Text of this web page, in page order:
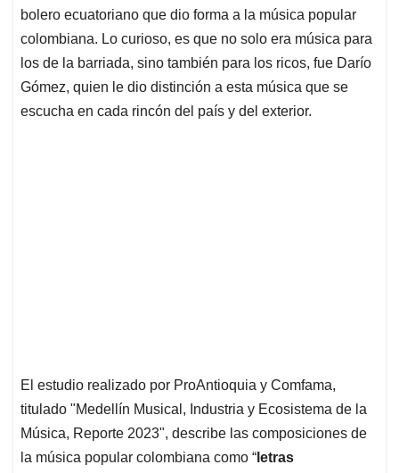
bolero ecuatoriano que dio forma a la música popular
colombiana. Lo curioso, es que no solo era música para
los de la barriada, sino también para los ricos, fue Darío
Gómez, quien le dio distinción a esta música que se
escucha en cada rincón del país y del exterior.
El estudio realizado por ProAntioquia y Comfama,
titulado "Medellín Musical, Industria y Ecosistema de la
Música, Reporte 2023", describe las composiciones de
la música popular colombiana como “ letras